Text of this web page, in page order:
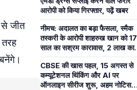
से जीत
आरोपी को किया गिरफ्तार, पढ़ें खबर
नीमच: अदालत का बड़ा फैसला, स्मैक
तस्करी के आरोपी शाहरुख खान को 17
साल का सश्रम कारावास, 2 लाख का
जुर्माना भी
CBSE की खास पहल, 15 अगस्त से
कम्यूटेशनल थिंकिंग और AI पर
ऑनलाइन सीरीज शुरू, अहम नोटिस